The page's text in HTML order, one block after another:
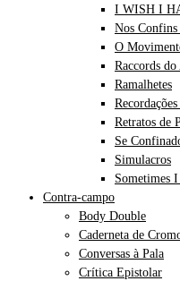
I WISH I
Nos
O
Raccords
Ramalhetes
Retratos de
Se
Simulacros
Sometimes
Contra-campo
Body Double
Caderneta de
Conversas à Pala
Crítica Epistolar